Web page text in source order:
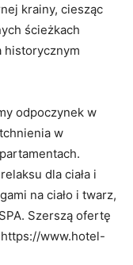
krainy, ciesząc
ścieżkach
historycznym
odpoczynek w
w
dla ciała i
na ciało i twarz,
Szerszą ofertę
www.hotel-